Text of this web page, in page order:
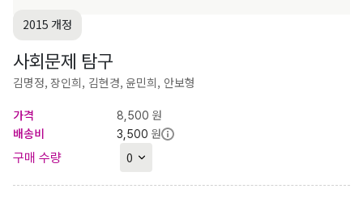
2015 개정
사회문제 탐구
김명정, 장인희, 김현경, 윤민희, 안보형
가격
8,500 원
배송비
3,500 원
구매 수량